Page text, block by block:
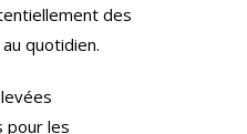
des
quotidien.
pour les